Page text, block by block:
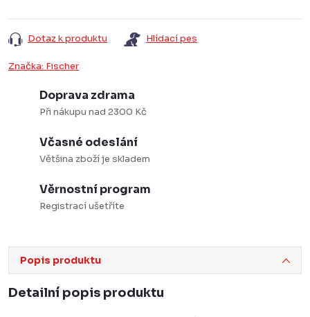
Dotaz k produktu Hlídací pes
Značka: Fischer
Doprava zdrama
Při nákupu nad 2300 Kč
Včasné odeslání
Většina zboží je skladem
Věrnostní program
Registrací ušetříte
Popis produktu
Detailní popis produktu